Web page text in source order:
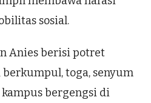
sosial.
Anies berisi potret
berkumpul, toga, senyum
bergengsi di